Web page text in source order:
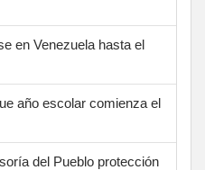
en Venezuela hasta el
año escolar comienza el
del Pueblo protección